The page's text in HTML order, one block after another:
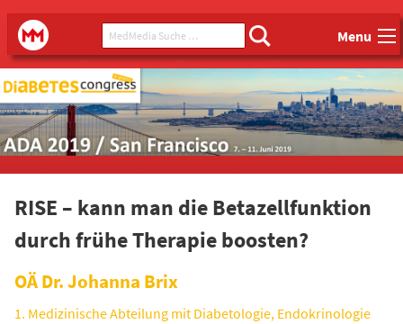
Main menu
MedMedia MedMedia Suche ... Menu
RISE – kann man die Betazellfunktion
durch frühe Therapie boosten?
OÄ Dr. Johanna Brix
1. Medizinische Abteilung mit Diabetologie, Endokrinologie